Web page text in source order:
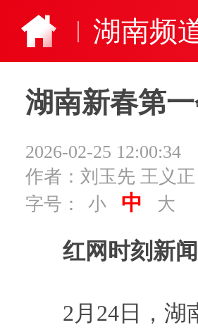
湖南频
湖南新春第
2026-02-25 12:00:34
作者：刘玉先 王义正
字号：
小 中 大
红网时刻新
2月24日，